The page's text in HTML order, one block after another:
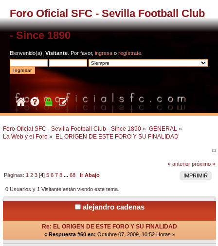
Foro Oficial SFC - Sevilla Football Club
- Since 1890
Bienvenido(a), Visitante . Por favor, ingresa o regístrate
Foro Oficial SFC - Sevilla Football Club - Since 1890 » GENERAL »
La Web y el Foro » EL ORIGEN DE ESTE FORO Y SU FINALIDAD
« anterior próximo »
IMPRIMIR
Páginas: 1 2 3 [4]5 6 7 8 ...68 Ir Abajo
0 Usuarios y 1 Visitante están viendo este tema.
alejandro cadenas
Re: EL ORIGEN DE ESTE FORO Y SU FINALIDAD
« Respuesta #60 en: Octubre 07, 2009, 10:52 Horas »